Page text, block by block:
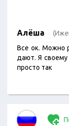
Алёша
Все ок. Можно
дают. Я своему
просто так